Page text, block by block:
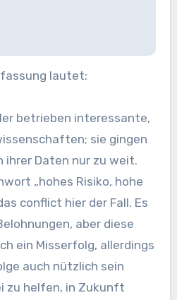
lautet:
betrieben interessante,
sie gingen
Daten nur zu weit.
„hohes Risiko, hohe
conflict hier der Fall. Es
aber diese
ein Misserfolg, allerdings
auch nützlich sein
zu helfen, in Zukunft